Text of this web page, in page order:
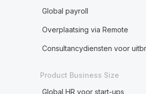
Global payroll
Overplaatsing via Remote
Consultancydiensten voor
Product Business Size
Global HR voor start-ups